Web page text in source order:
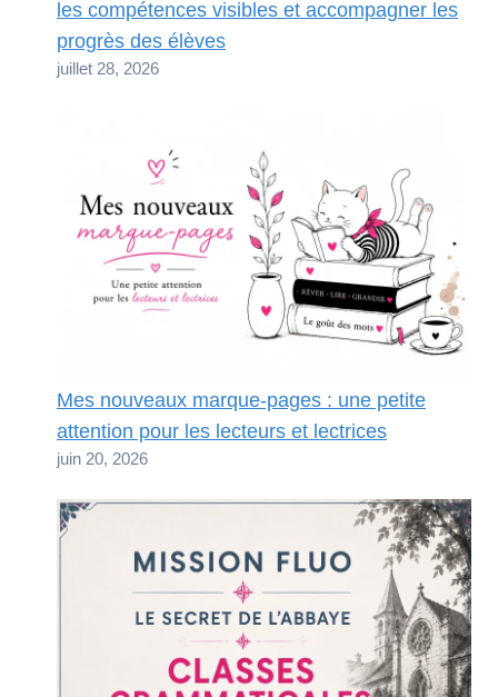
les compétences visibles et accompagner les
progrès des élèves
juillet 28, 2026
Mes nouveaux marque-pages : une petite
attention pour les lecteurs et lectrices
juin 20, 2026